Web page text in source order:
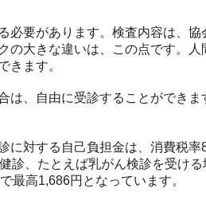
必要があります。検査内容は、協
の大きな違いは、この点です。人
きます。
、自由に受診することができま
に対する自己負担金は、消費税率
診、たとえば乳がん検診を受け
最高1,686円となっています。